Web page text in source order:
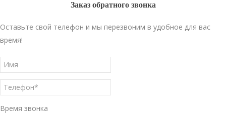
Заказ обратного звонка
Оставьте свой телефон и мы перезвоним в удобное для вас
время!
Время звонка